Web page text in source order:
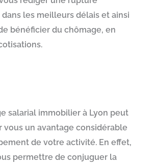
les meilleurs délais et ainsi
bénéficier du chômage, en
salarial immobilier à Lyon peut
vous un avantage considérable
de votre activité. En effet,
permettre de conjuguer la